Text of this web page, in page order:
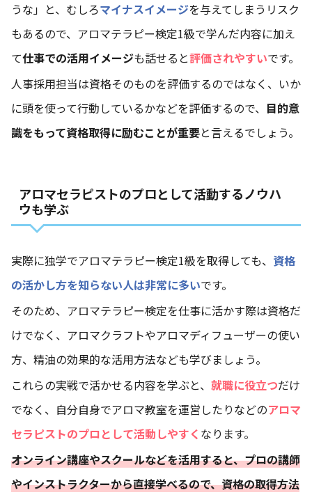
うな」と、むしろマイナスイメージを与えてしまうリスク
もあるので、アロマテラピー検定1級で学んだ内容に加え
て仕事での活用イメージも話せると評価されやすいです。
人事採用担当は資格そのものを評価するのではなく、いか
に頭を使って行動しているかなどを評価するので、 目的意
識をもって資格取得に励むことが重要と言えるでしょう。
アロマセラピストのプロとして活動するノウハ
ウも学ぶ
実際に独学でアロマテラピー検定1級を取得しても、 資格
の活かし方を知らない人は非常に多いです。
そのため、アロマテラピー検定を仕事に活かす際は資格だ
けでなく、アロマクラフトやアロマディフューザーの使い
方、精油の効果的な活用方法なども学びましょう。
これらの実戦で活かせる内容を学ぶと、 就職に役立つだけ
でなく、自分自身でアロマ教室を運営したりなどのアロマ
セラピストのプロとして活動しやすく なります。
オンライン講座やスクールなどを活用すると、プロの講師
やインストラクターから直接学べるので、資格の取得方法